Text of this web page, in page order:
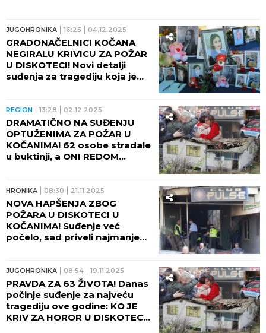
JUGOHRONIKA 16:25 04.12.2025
GRADONAČELNICI KOČANA
NEGIRALU KRIVICU ZA POŽAR
U DISKOTECI! Novi detalji
suđenja za tragediju koja je
REGION 13:28 02.12.2025
DRAMATIČNO NA SUĐENJU
OPTUŽENIMA ZA POŽAR U
KOČANIMA! 62 osobe stradale
u buktinji, a ONI REDOM
HRONIKA 08:30 21.11.2025
NOVA HAPŠENJA ZBOG
POŽARA U DISKOTECI U
KOČANIMA! Suđenje već
počelo, sad priveli najmanje
JUGOHRONIKA 08:54 19.11.2025
PRAVDA ZA 63 ŽIVOTA! Danas
počinje suđenje za najveću
tragediju ove godine: KO JE
KRIV ZA HOROR U DISKOTECI